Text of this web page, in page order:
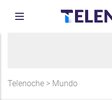
Telenoche > Mundo